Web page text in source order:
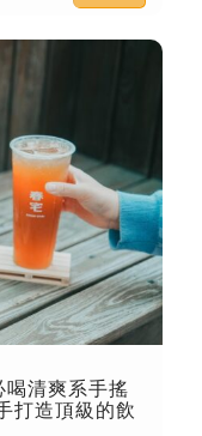
喝清爽系手搖
打造頂級的飲